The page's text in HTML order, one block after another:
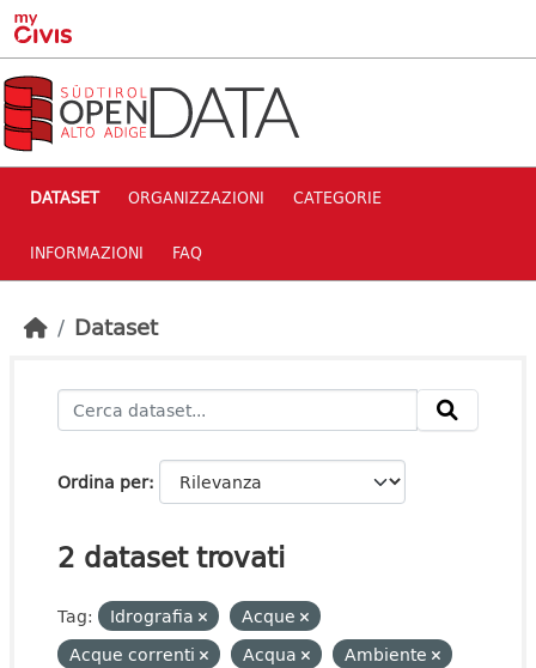
Skip to main content
DATASET ORGANIZZAZIONI CATEGORIE
INFORMAZIONI FAQ
Dataset
Ordina per
2 dataset trovati
Tag: Idrografia
Acque
Acque correnti
Acqua
Ambiente